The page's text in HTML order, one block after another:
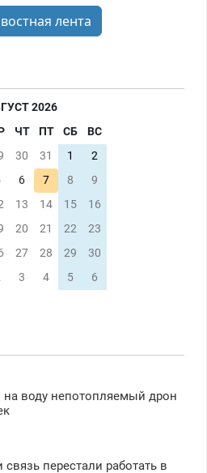
лента
2026
ЧТ ПТ СБ
ВС
30 31 1
2
6 7 8
9
13 14 15
16
20 21 22
23
27 28 29
30
3 4 5 6
на воду непотопляемый дрон
перестали работать в